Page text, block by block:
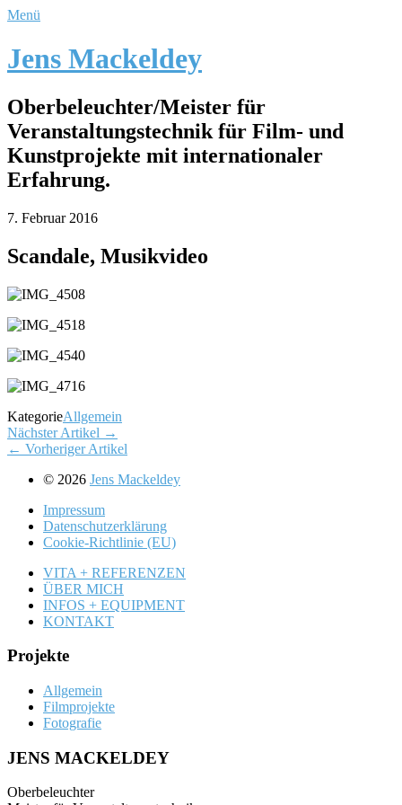
Menü
Jens Mackeldey
Oberbeleuchter/Meister für
Veranstaltungstechnik für Film- und
Kunstprojekte mit internationaler
Erfahrung.
7. Februar 2016
Scandale, Musikvideo
KategorieAllgemein
Nächster Artikel →
← Vorheriger Artikel
© 2026 Jens Mackeldey
Impressum
Datenschutz­erklärung
Cookie-Richtlinie (EU)
VITA + REFERENZEN
ÜBER MICH
INFOS + EQUIPMENT
KONTAKT
Projekte
Allgemein
Filmprojekte
Fotografie
JENS MACKELDEY
Oberbeleuchter